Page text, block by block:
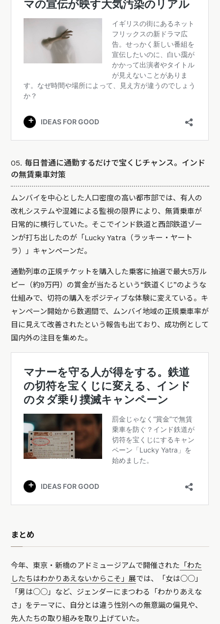
05. 毎日普通に通勤するだけで宝くじチャンス。インド
の無賃乗車対策
ムンバイを中心とした人口密度の高い都市部では、有人の
改札システムや混雑による監視の限界により、無賃乗車が
日常的に横行していた。そこでインド鉄道と西部鉄道ゾー
ンが打ち出したのが「Lucky Yatra（ラッキー・ヤート
ラ）」キャンペーンだ。
通勤列車の正規チケットを購入した乗客に抽選で最大5万ル
ピー（約9万円）の賞金が当たるという“鉄道くじ”のような
仕組みで、切符の購入をポジティブな体験に変えている。キ
ャンペーン開始から数週間で、ムンバイ地域の正規乗車率が
目に見えて改善されたという報告も出ており、成功例として
国内外の注目を集めた。
まとめ
今年、東京・新橋のアドミュージアムで開催された 「わた
したちはわかりあえないからこそ」展では、「女は○○」
「男は○○」など、ジェンダーにまつわる「わかりあえな
さ」をテーマに、自分とは違う性別への無意識の偏見や、
先人たちの取り組みを取り上げていた。